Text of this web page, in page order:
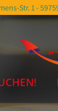
Str. 1 -